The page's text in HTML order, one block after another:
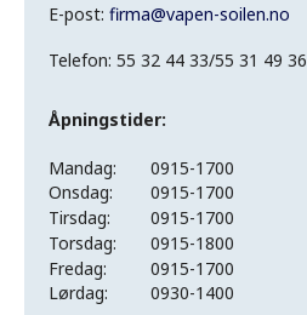
E-post: firma@vapen-soilen.no
Telefon: 55 32 44 33/55 31 49 36
Åpningstider:
Mandag:
0915-1700
Onsdag:
0915-1700
Tirsdag:
0915-1700
Torsdag:
0915-1800
Fredag:
0915-1700
Lørdag:
0930-1400